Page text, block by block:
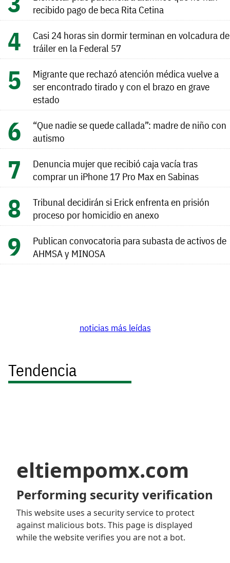
recibido pago de beca Rita Cetina
Casi 24 horas sin dormir terminan en volcadura de
tráiler en la Federal 57
Migrante que rechazó atención médica vuelve a
ser encontrado tirado y con el brazo en grave
estado
“Que nadie se quede callada”: madre de niño con
autismo
Denuncia mujer que recibió caja vacía tras
comprar un iPhone 17 Pro Max en Sabinas
Tribunal decidirán si Erick enfrenta en prisión
proceso por homicidio en anexo
Publican convocatoria para subasta de activos de
AHMSA y MINOSA
noticias más leídas
Tendencia